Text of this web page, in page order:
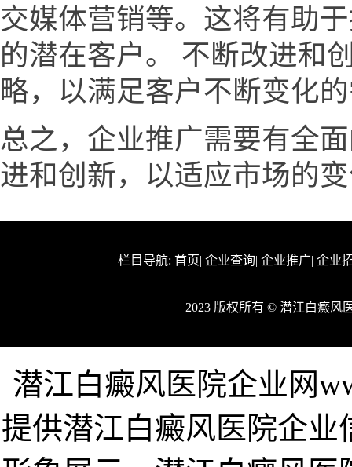
交媒体营销等。这将有助
的潜在客户。 不断改进和
略，以满足客户不断变化
总之，企业推广需要有全
进和创新，以适应市场的
栏目导航: 首页| 企业查询| 企业推广| 企业
2023 版权所有 © 潜江白癜风
潜江白癜风医院企业网
提供潜江白癜风医院企